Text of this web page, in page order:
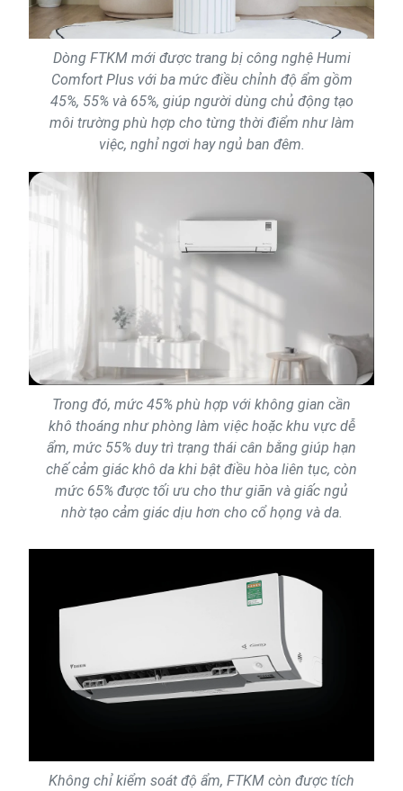
Dòng FTKM mới được trang bị công nghệ Humi
Comfort Plus với ba mức điều chỉnh độ ẩm gồm
45%, 55% và 65%, giúp người dùng chủ động tạo
môi trường phù hợp cho từng thời điểm như làm
việc, nghỉ ngơi hay ngủ ban đêm.
Trong đó, mức 45% phù hợp với không gian cần
khô thoáng như phòng làm việc hoặc khu vực dễ
ẩm, mức 55% duy trì trạng thái cân bằng giúp hạn
chế cảm giác khô da khi bật điều hòa liên tục, còn
mức 65% được tối ưu cho thư giãn và giấc ngủ
nhờ tạo cảm giác dịu hơn cho cổ họng và da.
Không chỉ kiểm soát độ ẩm, FTKM còn được tích